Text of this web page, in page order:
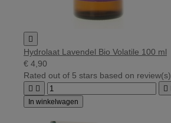

Hydrolaat Lavendel Bio Volatile 100 ml
€ 4,90
Rated out of 5 stars based on review(s)
  
In winkelwagen